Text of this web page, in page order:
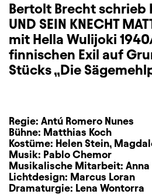
Bertolt Brecht schrieb
UND SEIN KNECHT
mit Hella Wulijoki
finnischen Exil auf
Stücks „Die
Regie: Antú Romero Nunes
Bühne: Matthias Koch
Kostüme: Helen Stein,
Musik: Pablo Chemor
Musikalische Mitarbeit: Anna
Lichtdesign: Marcus Loran
Dramaturgie: Lena Wontorra